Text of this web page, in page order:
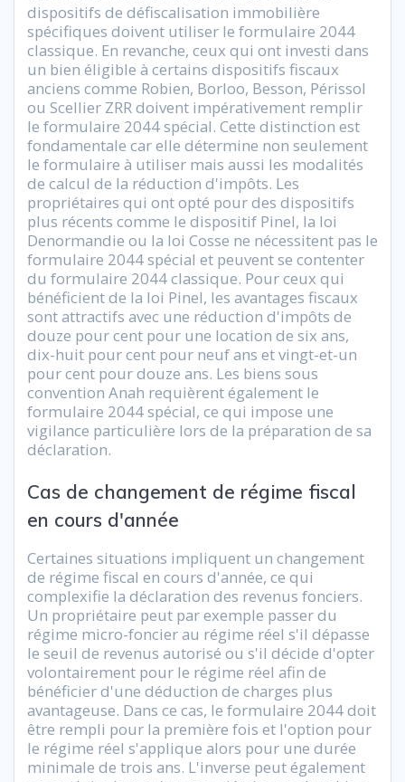
dispositifs de défiscalisation immobilière
spécifiques doivent utiliser le formulaire 2044
classique. En revanche, ceux qui ont investi dans
un bien éligible à certains dispositifs fiscaux
anciens comme Robien, Borloo, Besson, Périssol
ou Scellier ZRR doivent impérativement remplir
le formulaire 2044 spécial. Cette distinction est
fondamentale car elle détermine non seulement
le formulaire à utiliser mais aussi les modalités
de calcul de la réduction d'impôts. Les
propriétaires qui ont opté pour des dispositifs
plus récents comme le dispositif Pinel, la loi
Denormandie ou la loi Cosse ne nécessitent pas le
formulaire 2044 spécial et peuvent se contenter
du formulaire 2044 classique. Pour ceux qui
bénéficient de la loi Pinel, les avantages fiscaux
sont attractifs avec une réduction d'impôts de
douze pour cent pour une location de six ans,
dix-huit pour cent pour neuf ans et vingt-et-un
pour cent pour douze ans. Les biens sous
convention Anah requièrent également le
formulaire 2044 spécial, ce qui impose une
vigilance particulière lors de la préparation de sa
déclaration.
Cas de changement de régime fiscal
en cours d'année
Certaines situations impliquent un changement
de régime fiscal en cours d'année, ce qui
complexifie la déclaration des revenus fonciers.
Un propriétaire peut par exemple passer du
régime micro-foncier au régime réel s'il dépasse
le seuil de revenus autorisé ou s'il décide d'opter
volontairement pour le régime réel afin de
bénéficier d'une déduction de charges plus
avantageuse. Dans ce cas, le formulaire 2044 doit
être rempli pour la première fois et l'option pour
le régime réel s'applique alors pour une durée
minimale de trois ans. L'inverse peut également